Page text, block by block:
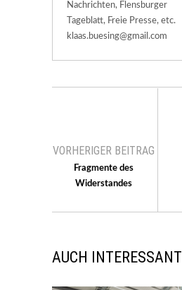
Nachrichten, Flensburger
Tageblatt, Freie Presse, etc.
klaas.buesing@gmail.com
VORHERIGER BEITRAG
Fragmente des
Widerstandes
AUCH INTERESSANT